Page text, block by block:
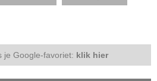
je Google-favoriet: klik hier